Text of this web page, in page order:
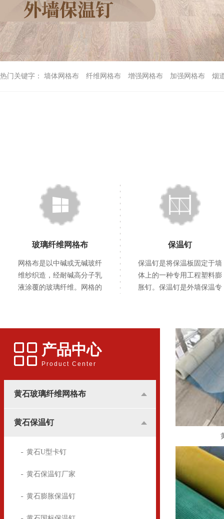
热门关键字： 墙体网格布 纤维网格布 增强网格布 加强网格布 烟
玻璃纤维网格布
网格布是以中碱或无碱玻纤
维纱织造，经耐碱高分子乳
液涂覆的玻璃纤维。网格的
保温钉
保温钉是将保温板固定于墙
体上的一种专用工程塑料膨
胀钉。保温钉是外墙保温专
产品中心
Product Center
黄石玻璃纤维网格布
黄石保温钉
黄石U型卡钉
黄石保温钉厂家
黄石膨胀保温钉